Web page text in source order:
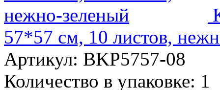
57*57 см, 10 листов,
Артикул: BKP5757-08
Количество в упаковке: 1